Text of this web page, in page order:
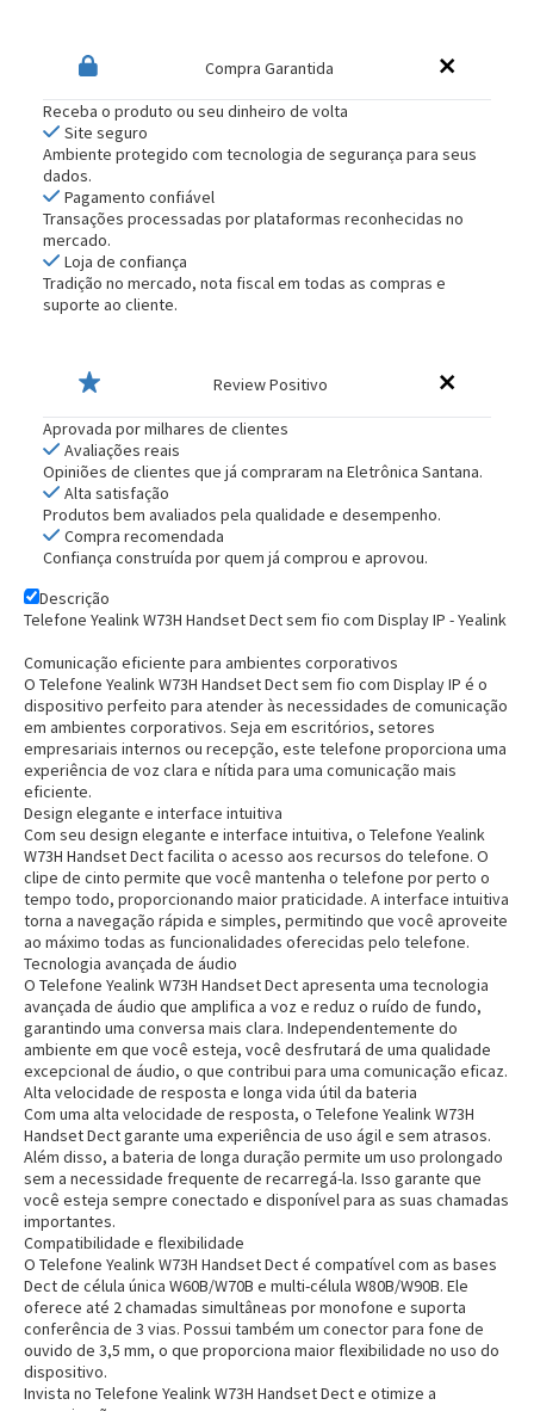
Compra Garantida
Receba o produto ou seu dinheiro de volta
Site seguro
Ambiente protegido com tecnologia de segurança para seus
dados.
Pagamento confiável
Transações processadas por plataformas reconhecidas no
mercado.
Loja de confiança
Tradição no mercado, nota fiscal em todas as compras e
suporte ao cliente.
Review Positivo
Aprovada por milhares de clientes
Avaliações reais
Opiniões de clientes que já compraram na Eletrônica Santana.
Alta satisfação
Produtos bem avaliados pela qualidade e desempenho.
Compra recomendada
Confiança construída por quem já comprou e aprovou.
Descrição
Telefone Yealink W73H Handset Dect sem fio com Display IP - Yealink
Comunicação eficiente para ambientes corporativos
O Telefone Yealink W73H Handset Dect sem fio com Display IP é o
dispositivo perfeito para atender às necessidades de comunicação
em ambientes corporativos. Seja em escritórios, setores
empresariais internos ou recepção, este telefone proporciona uma
experiência de voz clara e nítida para uma comunicação mais
eficiente.
Design elegante e interface intuitiva
Com seu design elegante e interface intuitiva, o Telefone Yealink
W73H Handset Dect facilita o acesso aos recursos do telefone. O
clipe de cinto permite que você mantenha o telefone por perto o
tempo todo, proporcionando maior praticidade. A interface intuitiva
torna a navegação rápida e simples, permitindo que você aproveite
ao máximo todas as funcionalidades oferecidas pelo telefone.
Tecnologia avançada de áudio
O Telefone Yealink W73H Handset Dect apresenta uma tecnologia
avançada de áudio que amplifica a voz e reduz o ruído de fundo,
garantindo uma conversa mais clara. Independentemente do
ambiente em que você esteja, você desfrutará de uma qualidade
excepcional de áudio, o que contribui para uma comunicação eficaz.
Alta velocidade de resposta e longa vida útil da bateria
Com uma alta velocidade de resposta, o Telefone Yealink W73H
Handset Dect garante uma experiência de uso ágil e sem atrasos.
Além disso, a bateria de longa duração permite um uso prolongado
sem a necessidade frequente de recarregá-la. Isso garante que
você esteja sempre conectado e disponível para as suas chamadas
importantes.
Compatibilidade e flexibilidade
O Telefone Yealink W73H Handset Dect é compatível com as bases
Dect de célula única W60B/W70B e multi-célula W80B/W90B. Ele
oferece até 2 chamadas simultâneas por monofone e suporta
conferência de 3 vias. Possui também um conector para fone de
ouvido de 3,5 mm, o que proporciona maior flexibilidade no uso do
dispositivo.
Invista no Telefone Yealink W73H Handset Dect e otimize a